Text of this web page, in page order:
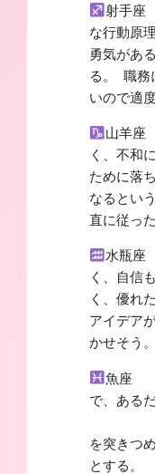
射手
な行動原
勇気があ
る。 職務
いので適
山羊
く、不和
ために落
なるとい
直に従っ
水瓶
く、自信
く、優れ
アイデア
かせそう。
魚座
で、ある
金運
を突きつ
とする。